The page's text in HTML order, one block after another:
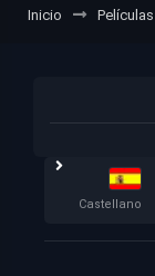
Inicio Películas
Castellano